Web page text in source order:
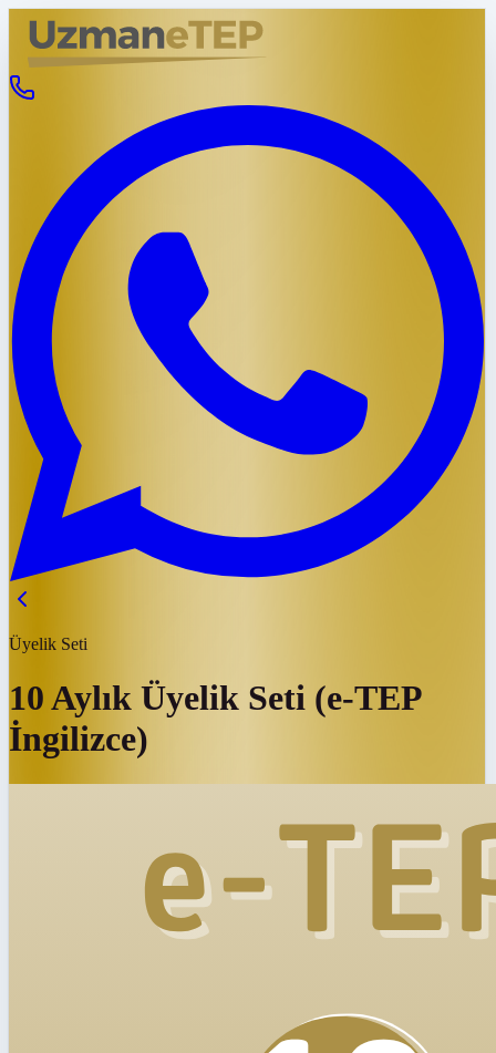
Üyelik Seti
10 Aylık Üyelik Seti (e-TEP
İngilizce)